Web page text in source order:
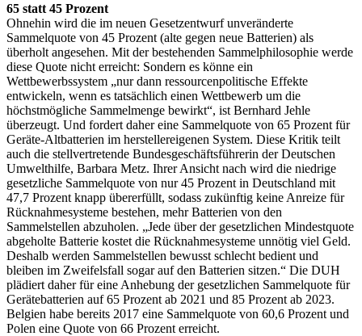
65 statt 45 Prozent
Ohnehin wird die im neuen Gesetzentwurf unveränderte
Sammelquote von 45 Prozent (alte gegen neue Batterien) als
überholt angesehen. Mit der bestehenden Sammelphilosophie werde
diese Quote nicht erreicht: Sondern es könne ein
Wettbewerbssystem „nur dann ressourcenpolitische Effekte
entwickeln, wenn es tatsächlich einen Wettbewerb um die
höchstmögliche Sammelmenge bewirkt“, ist Bernhard Jehle
überzeugt. Und fordert daher eine Sammelquote von 65 Prozent für
Geräte-Altbatterien im herstellereigenen System. Diese Kritik teilt
auch die stellvertretende Bundesgeschäftsführerin der Deutschen
Umwelthilfe, Barbara Metz. Ihrer Ansicht nach wird die niedrige
gesetzliche Sammelquote von nur 45 Prozent in Deutschland mit
47,7 Prozent knapp übererfüllt, sodass zukünftig keine Anreize für
Rücknahmesysteme bestehen, mehr Batterien von den
Sammelstellen abzuholen. „Jede über der gesetzlichen Mindestquote
abgeholte Batterie kostet die Rücknahmesysteme unnötig viel Geld.
Deshalb werden Sammelstellen bewusst schlecht bedient und
bleiben im Zweifelsfall sogar auf den Batterien sitzen.“ Die DUH
plädiert daher für eine Anhebung der gesetzlichen Sammelquote für
Gerätebatterien auf 65 Prozent ab 2021 und 85 Prozent ab 2023.
Belgien habe bereits 2017 eine Sammelquote von 60,6 Prozent und
Polen eine Quote von 66 Prozent erreicht.